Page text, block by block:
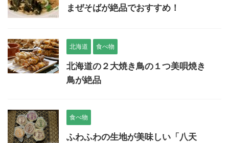
まぜそばが絶品でおすすめ！
北海道 食べ物
北海道の２大焼き鳥の１つ美唄焼き
鳥が絶品
食べ物
ふわふわの生地が美味しい「八天